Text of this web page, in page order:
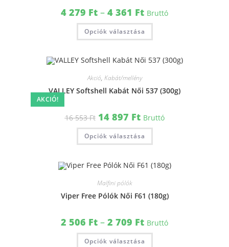
4 279 Ft – 4 361 Ft Bruttó
Opciók választása
AKCIÓ!
Akció, Kabát/mellény
VALLEY Softshell Kabát Női 537 (300g)
16 553Ft 14 897 Ft Bruttó
Opciók választása
Malfini pólók
Viper Free Pólók Női F61 (180g)
2 506 Ft – 2 709 Ft Bruttó
Opciók választása